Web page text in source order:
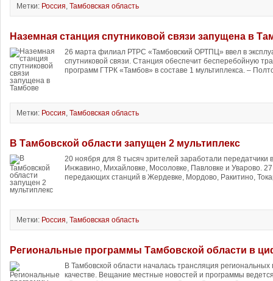
Метки: Россия, Тамбовская область
Наземная станция спутниковой связи запущена в
26 марта филиал РТРС «Тамбовский ОРТПЦ» ввел в
спутниковой связи. Станция обеспечит бесперебойную
программ ГТРК «Тамбов» в составе 1 мультиплекса. –
Метки: Россия, Тамбовская область
В Тамбовской области запущен 2 мультиплекс
20 ноября для 8 тысяч зрителей заработали
Инжавино, Михайловке, Мосоловке, Павловке и Уварово.
передающих станций в Жердевке, Мордово, Ракитино,
Метки: Россия, Тамбовская область
Региональные программы Тамбовской области в
В Тамбовской области началась трансляция
качестве. Вещание местные новостей и программы